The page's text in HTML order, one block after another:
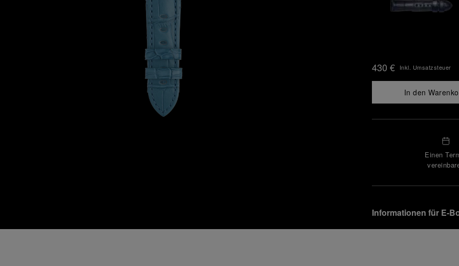
430 € Inkl. Umsatzsteuer
In den
Einen
Informationen für E-